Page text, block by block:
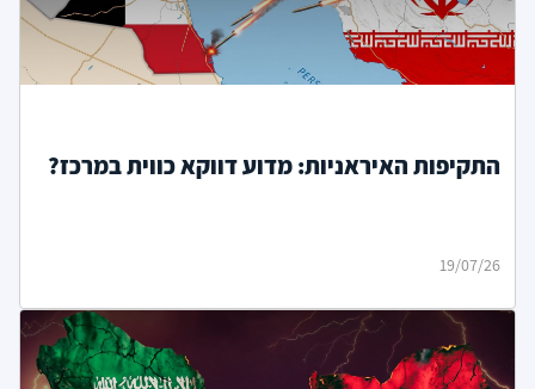
התקיפות האיראניות: מדוע דווקא כווית במרכז?
19/07/26